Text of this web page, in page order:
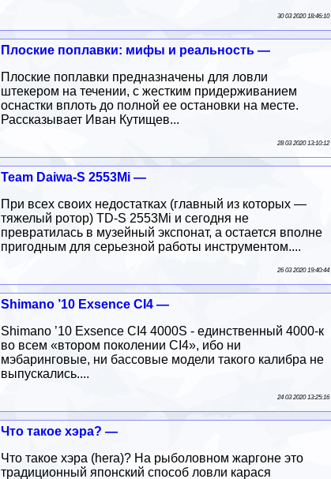
30 03 2020 18:46:10
Плоские поплавки: мифы и реальность —
Плоские поплавки предназначены для ловли
штекером на течении, с жестким придерживанием
оснастки вплоть до полной ее остановки на месте.
Рассказывает Иван Кутищев...
28 03 2020 13:10:12
Team Daiwa-S 2553Mi —
При всех своих недостатках (главный из которых —
тяжелый ротор) TD-S 2553Mi и сегодня не
превратилась в музейный экспонат, а остается вполне
пригодным для серьезной работы инструментом....
26 03 2020 19:40:44
Shimano ’10 Exsence CI4 —
Shimano ’10 Exsence CI4 4000S - единственный 4000-к
во всем «втором поколении CI4», ибо ни
мэбаринговые, ни бассовые модели такого калибра не
выпускались....
24 03 2020 13:25:16
Что такое хэра? —
Что такое хэра (hera)? На рыболовном жаргоне это
традиционный японский способ ловли карася